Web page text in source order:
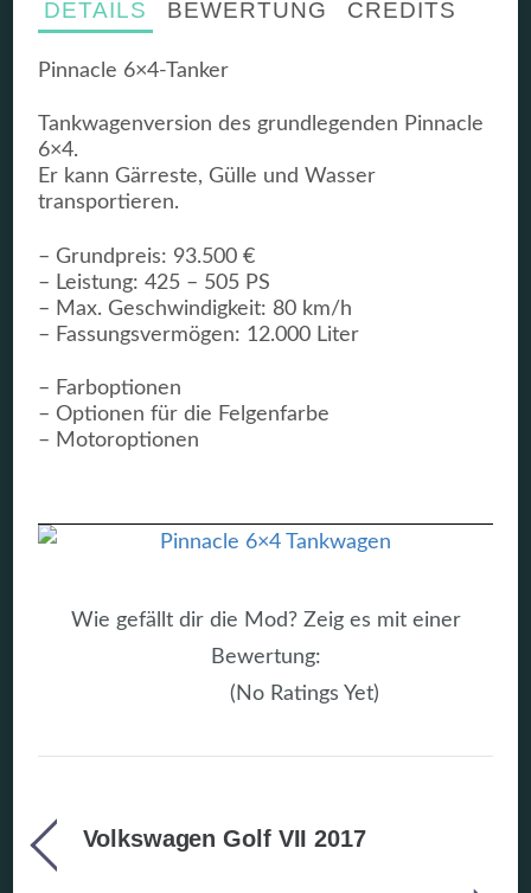
DETAILS BEWERTUNG CREDITS
Pinnacle 6×4-Tanker
Tankwagenversion des grundlegenden Pinnacle
6×4.
Er kann Gärreste, Gülle und Wasser
transportieren.
– Grundpreis: 93.500 €
– Leistung: 425 – 505 PS
– Max. Geschwindigkeit: 80 km/h
– Fassungsvermögen: 12.000 Liter
– Farboptionen
– Optionen für die Felgenfarbe
– Motoroptionen
Wie gefällt dir die Mod? Zeig es mit einer
Bewertung:
(No Ratings Yet)
Volkswagen Golf VII 2017